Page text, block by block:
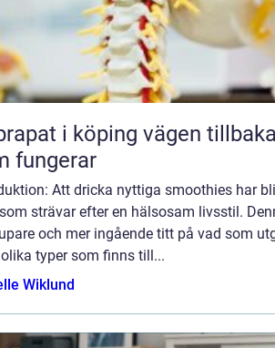
köping vägen tillbaka till en kropp
fungerar
Att dricka nyttiga smoothies har
strävar efter en hälsosam livsstil.
och mer ingående titt på vad som
typer som finns till...
Wiklund